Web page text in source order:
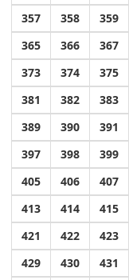
357
358 359
365
366 367
373
374 375
381
382 383
389
390 391
397
398 399
405
406 407
413
414 415
421
422 423
429
430 431